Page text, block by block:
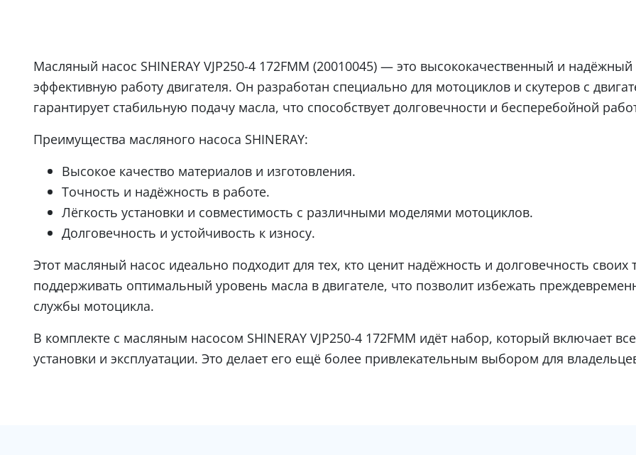
Масляный насос SHINERAY VJP250-4 172FMM (20010045) — это высококачественный и
эффективную работу двигателя. Он разработан специально для мотоциклов и скутеров с
гарантирует стабильную подачу масла, что способствует долговечности и бесперебойной
Преимущества масляного насоса SHINERAY:
Высокое качество материалов и изготовления.
Точность и надёжность в работе.
Лёгкость установки и совместимость с различными моделями мотоциклов.
Долговечность и устойчивость к износу.
Этот масляный насос идеально подходит для тех, кто ценит надёжность и долговечность
поддерживать оптимальный уровень масла в двигателе, что позволит избежать
службы мотоцикла.
В комплекте с масляным насосом SHINERAY VJP250-4 172FMM идёт набор, который включает
установки и эксплуатации. Это делает его ещё более привлекательным выбором для